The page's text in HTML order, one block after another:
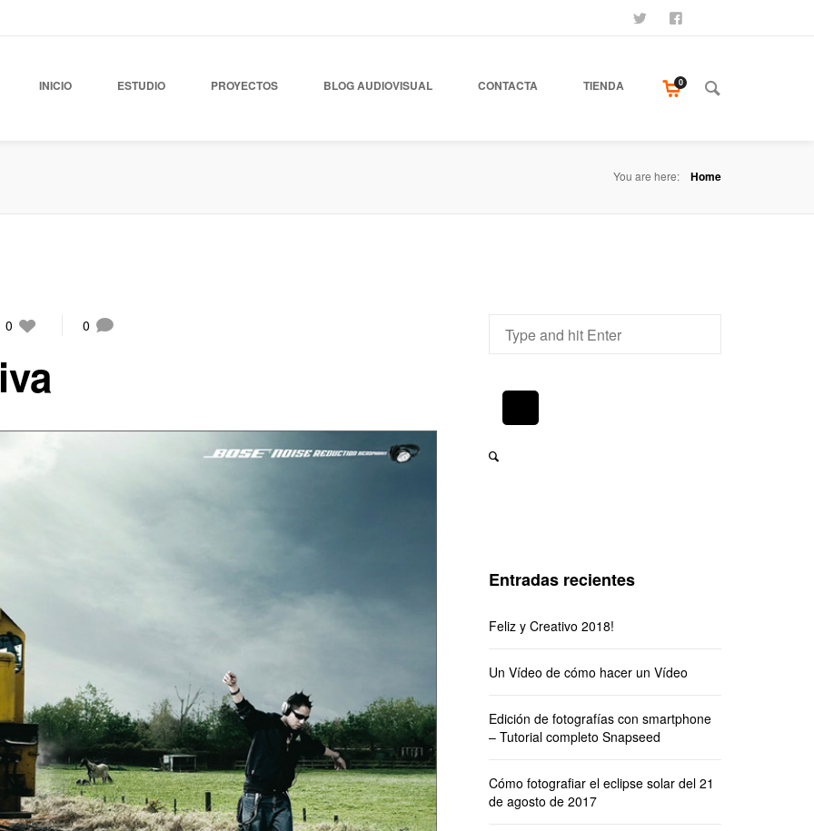
SÍGUENOS
INICIO ESTUDIO PROYECTOS BLOG AUDIOVISUAL CONTACTA TIENDA 0
You are here: Home
0 0
Entradas recientes
Feliz y Creativo 2018!
Un Vídeo de cómo hacer un Vídeo
Edición de fotografías con smartphone
– Tutorial completo Snapseed
Cómo fotografiar el eclipse solar del 21
de agosto de 2017